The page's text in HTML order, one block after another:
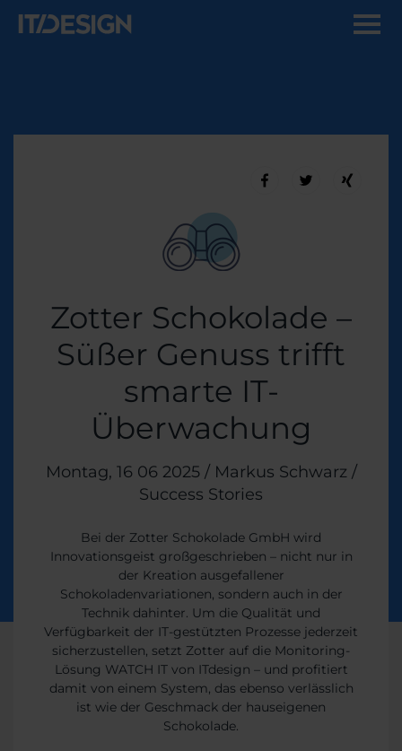
Zotter Schokolade –
Süßer Genuss trifft
smarte IT-
Überwachung
Veröffentlicht am
Montag, 16 06 2025 / Markus Schwarz /
Themen:
Success Stories
Bei der Zotter Schokolade GmbH wird
Innovationsgeist großgeschrieben – nicht nur in
der Kreation ausgefallener
Schokoladenvariationen, sondern auch in der
Technik dahinter. Um die Qualität und
Verfügbarkeit der IT-gestützten Prozesse jederzeit
sicherzustellen, setzt Zotter auf die Monitoring-
Lösung WATCH IT von ITdesign – und profitiert
damit von einem System, das ebenso verlässlich
ist wie der Geschmack der hauseigenen
Schokolade.